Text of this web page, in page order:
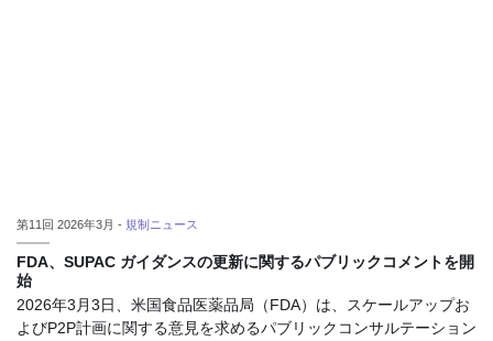
第11回 2026年3月 - 規制ニュース
FDA、SUPAC ガイダンスの更新に関するパブリックコメントを開
始
2026年3月3日、米国食品医薬品局（FDA）は、スケールアップお
よびP2P計画に関する意見を求めるパブリックコンサルテーション